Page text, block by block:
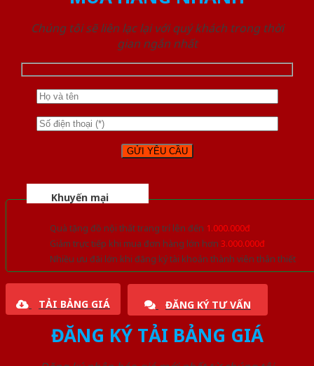
Chúng tôi sẽ liên lạc lại với quý khách trong thời
gian ngắn nhất
Khuyến mại
Quà tặng đồ nội thất trang trí lên đến 1.000.000đ
Giảm trực tiếp khi mua đơn hàng lớn hơn 3.000.000đ
Nhiều ưu đãi lớn khi đăng ký tài khoản thành viên thân thiết
TẢI BẢNG GIÁ ĐĂNG KÝ TƯ VẤN
ĐĂNG KÝ TẢI BẢNG GIÁ